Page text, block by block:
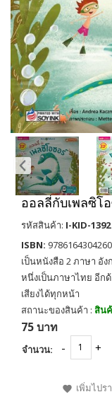
ออลลี่กับเพลซิโ
รหัสสินค้า: I-KID-1392
ISBN: 9786164304260
เป็นหนังสือ 2 ภาษา อัง
หนึ่งเป็นภาษาไทย อีก
เสียงได้ทุกหน้า
สถานะของสินค้า : สิน
75 บาท
จำนวน:
เพิ่มไปร